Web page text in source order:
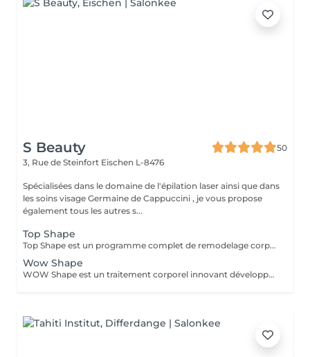
S Beauty
50
3, Rue de Steinfort Eischen L-8476
Spécialisées dans le domaine de l'épilation laser ainsi que dans
les soins visage Germaine de Cappuccini , je vous propose
également tous les autres s...
Top Shape
Top Shape est un programme complet de remodelage corporel développé par Germaine de Capuccini. Ce plan personnalisé vise à réduire les accumulations de graisse, raffermir les zones relâchées et éliminer les toxines, en tenant compte des particularités de chaque corps.
Wow Shape
WOW Shape est un traitement corporel innovant développé par Germaine de Capuccini. Ce soin vise à remodeler la silhouette, réduire la cellulite et améliorer la texture de la peau. Il combine une technique de vacuum packed avec des actifs puissants pour offrir des résultats visibles rapidement. Principaux bénéfices du traitement WOW Shape : Effet anti-cellulite : cible et réduit la cellulite en stimulant la combustion des graisses. Effet détoxifiant : favorise le drainage, active la circulation et élimine les toxines. Effet amincissant : réduit le volume et aide à libérer la rétention d'eau grâce à son action drainante. Effet préventif : aide à prévenir la formation de nouveaux dépôts graisseux.